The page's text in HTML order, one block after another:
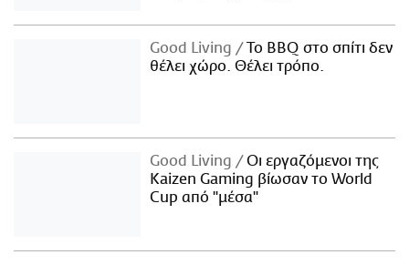
Good Living
Το BBQ στο σπίτι δεν
θέλει χώρο. Θέλει τρόπο.
Good Living
Οι εργαζόμενοι της
Kaizen Gaming βίωσαν το World
Cup από "μέσα"